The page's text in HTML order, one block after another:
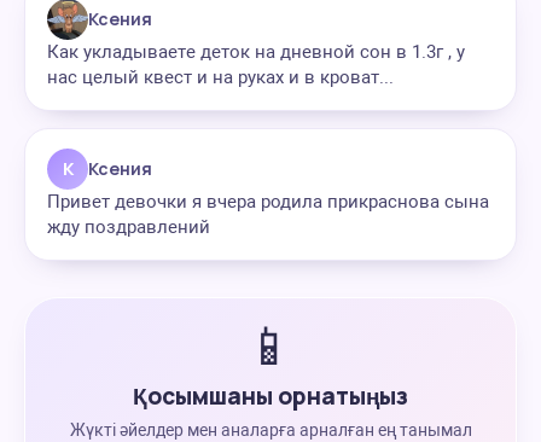
Ксения
Как укладываете деток на дневной сон в 1.3г , у
нас целый квест и на руках и в кроват...
К Ксения
Привет девочки я вчера родила прикраснова сына
жду поздравлений
📱
Қосымшаны орнатыңыз
Жүкті әйелдер мен аналарға арналған ең танымал